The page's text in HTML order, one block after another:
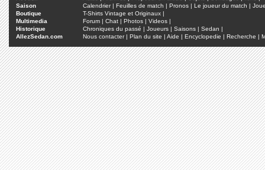
Saison
Calendrier| Feuilles de match | Pronos | Le joueur du match |
Boutique
T-Shirts Vintage et Originaux |
Multimedia
Forum | Chat | Photos | Videos |
Historique
Chroniques du passé | Joueurs | Saisons | Sedan |
AllezSedan.com
Nous contacter| Plan du site | Aide | Encyclopedie | Recherche |